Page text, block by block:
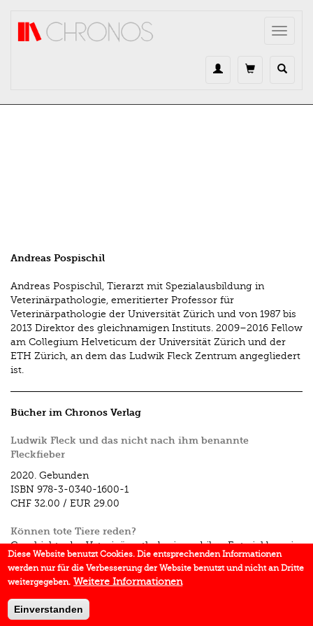
Toggle
Andreas Pospischil
Andreas Pospischil, Tierarzt mit Spezialausbildung in
Veterinärpathologie, emeritierter Professor für
Veterinärpathologie der Universität Zürich und von 1987 bis
2013 Direktor des gleichnamigen Instituts. 2009–2016 Fellow
am Collegium Helveti­cum der Universität Zürich und der
ETH Zürich, an dem das Ludwik Fleck Zentrum angegliedert
ist.
Bücher im Chronos Verlag
Ludwik Fleck und das nicht nach ihm benannte
Fleckfieber
2020. Gebunden
ISBN 978-3-0340-1600-1
CHF 32.00 / EUR 29.00
Können tote Tiere reden?
Geschichte der Veterinärpathologie und ihre Entwicklung in
Zürich (1820–2013)
2018. Gebunden
CHF 48.00/EUR 48.00
Diese Website benutzt Cookies. Die entsprechenden Informationen
werden nur für die Verbesserung der Website benutzt und nicht an Dritte
weitergegeben. Weitere Informationen
Einverstanden